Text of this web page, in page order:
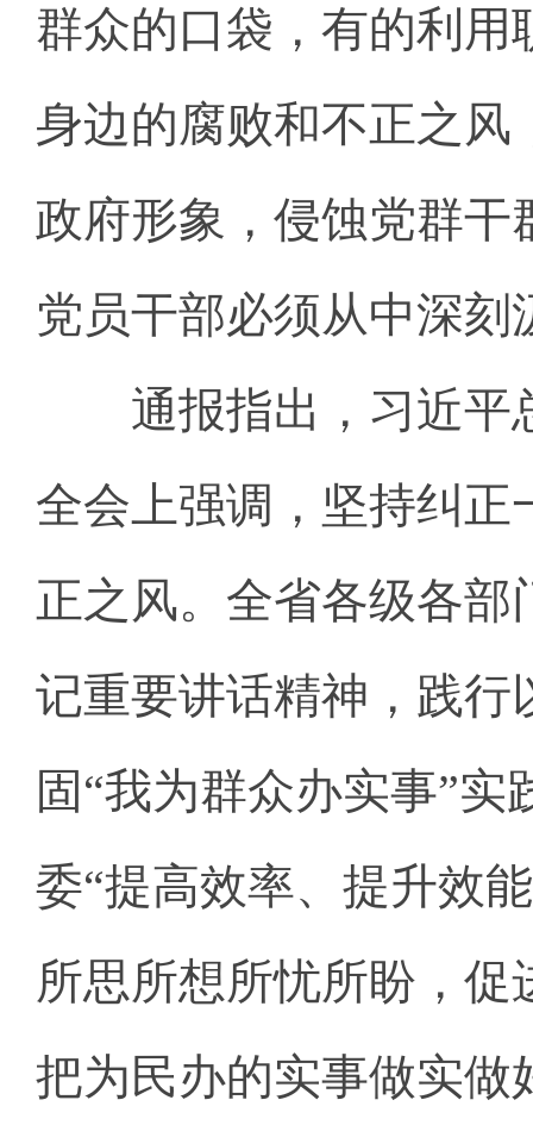
群众的口袋，有的利
身边的腐败和不正之
政府形象，侵蚀党群
党员干部必须从中深
通报指出，习近平
全会上强调，坚持纠
正之风。全省各级各
记重要讲话精神，践行
固“我为群众办实事”
委“提高效率、提升效
所思所想所忧所盼，
把为民办的实事做实做